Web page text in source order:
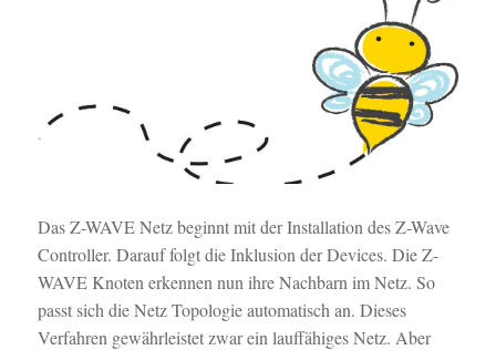
Das Z-WAVE Netz beginnt mit der Installation des Z-Wave
Controller. Darauf folgt die Inklusion der Devices. Die Z-
WAVE Knoten erkennen nun ihre Nachbarn im Netz. So
passt sich die Netz Topologie automatisch an. Dieses
Verfahren gewährleistet zwar ein lauffähiges Netz. Aber